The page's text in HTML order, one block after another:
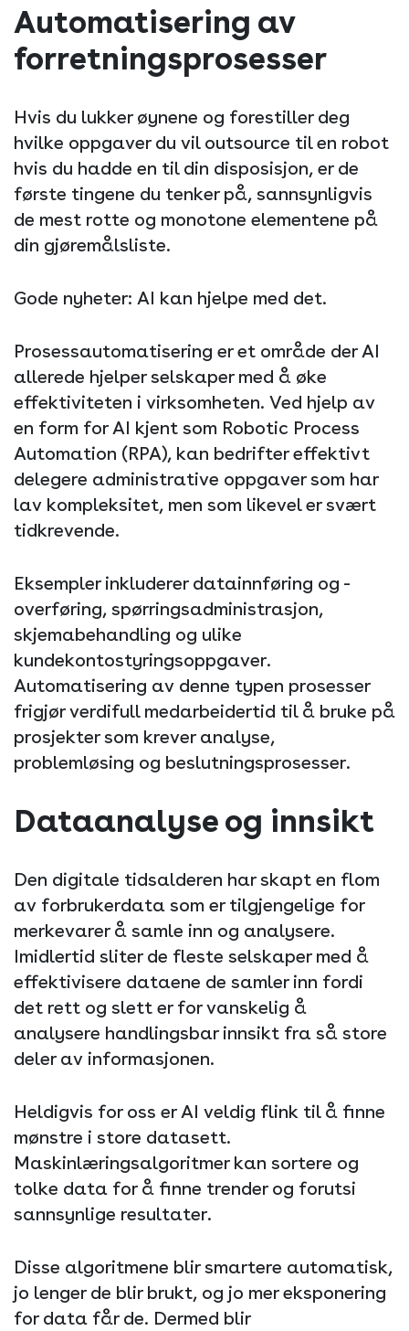
Automatisering av
forretningsprosesser
Hvis du lukker øynene og forestiller deg
hvilke oppgaver du vil outsource til en robot
hvis du hadde en til din disposisjon, er de
første tingene du tenker på, sannsynligvis
de mest rotte og monotone elementene på
din gjøremålsliste.
Gode nyheter: AI kan hjelpe med det.
Prosessautomatisering er et område der AI
allerede hjelper selskaper med å øke
effektiviteten i virksomheten. Ved hjelp av
en form for AI kjent som Robotic Process
Automation (RPA), kan bedrifter effektivt
delegere administrative oppgaver som har
lav kompleksitet, men som likevel er svært
tidkrevende.
Eksempler inkluderer datainnføring og -
overføring, spørringsadministrasjon,
skjemabehandling og ulike
kundekontostyringsoppgaver.
Automatisering av denne typen prosesser
frigjør verdifull medarbeidertid til å bruke på
prosjekter som krever analyse,
problemløsing og beslutningsprosesser.
Dataanalyse og innsikt
Den digitale tidsalderen har skapt en flom
av forbrukerdata som er tilgjengelige for
merkevarer å samle inn og analysere.
Imidlertid sliter de fleste selskaper med å
effektivisere dataene de samler inn fordi
det rett og slett er for vanskelig å
analysere handlingsbar innsikt fra så store
deler av informasjonen.
Heldigvis for oss er AI veldig flink til å finne
mønstre i store datasett.
Maskinlæringsalgoritmer kan sortere og
tolke data for å finne trender og forutsi
sannsynlige resultater.
Disse algoritmene blir smartere automatisk,
jo lenger de blir brukt, og jo mer eksponering
for data får de. Dermed blir